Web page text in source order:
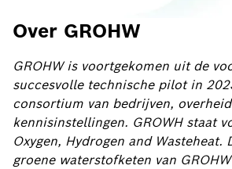
Over GROHW
GROHW is voortgekomen uit de
succesvolle technische pilot in
consortium van bedrijven,
kennisinstellingen. GROWH staat
Oxygen, Hydrogen and Wasteheat.
groene waterstofketen van